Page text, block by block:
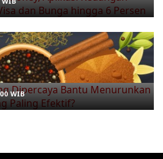
yang Dipercaya
Gula Darah, Mana
WIB